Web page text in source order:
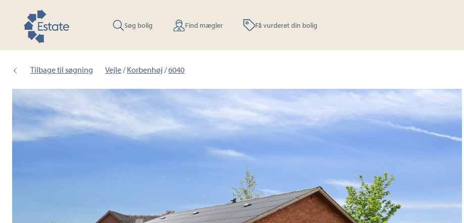
Søg bolig Find mægler Få vurderet din bolig
Tilbage til søgning Vejle/Korbenhøj /6040